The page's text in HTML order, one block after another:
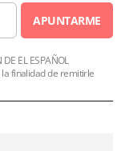
APUNTARME
EL ESPAÑOL
la finalidad de remitirle